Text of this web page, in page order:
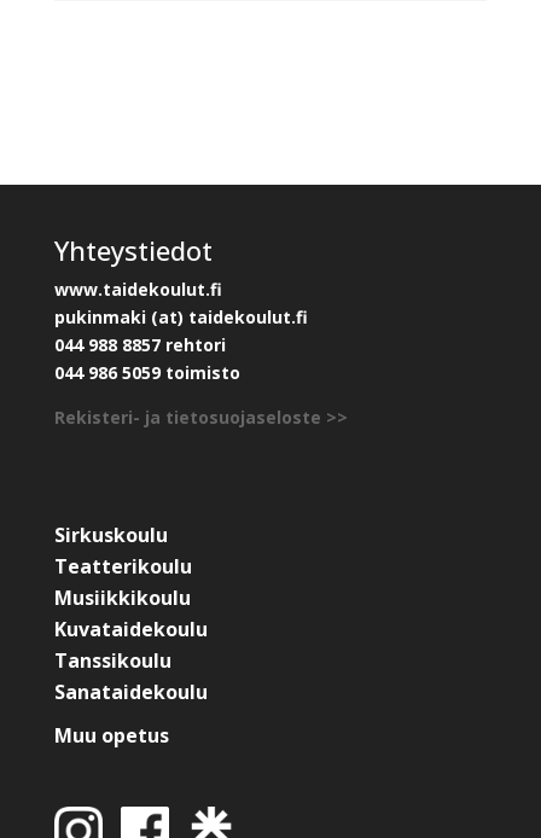
Yhteystiedot
www.taidekoulut.fi
pukinmaki (at) taidekoulut.fi
044 988 8857 rehtori
044 986 5059 toimisto
Rekisteri- ja tietosuojaseloste >>
Sirkuskoulu
Teatterikoulu
Musiikkikoulu
Kuvataidekoulu
Tanssikoulu
Sanataidekoulu
Muu opetus